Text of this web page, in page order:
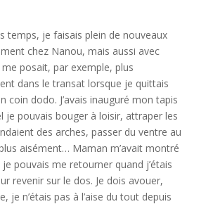
temps, je faisais plein de nouveaux
chez Nanou, mais aussi avec
posait, par exemple, plus
dans le transat lorsque je quittais
coin dodo. J’avais inauguré mon tapis
je pouvais bouger à loisir, attraper les
des arches, passer du ventre au
aisément… Maman m’avait montré
pouvais me retourner quand j’étais
revenir sur le dos. Je dois avouer,
je n’étais pas à l’aise du tout depuis